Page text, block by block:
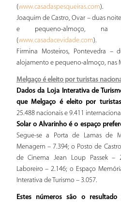
(www.casadaspesqueiras.com).
Joaquim de Castro, Ovar – duas
e pequeno-almoço, na
(www.casadacevidade.com).
Firmina Mosteiros, Pontevedra –
alojamento e pequeno-almoço, nas
Melgaço é eleito por turistas
Dados da Loja Interativa de
que Melgaço é eleito por
25.488 nacionais e 9.411
Solar o Alvarinho é o espaço
Segue-se a Porta de Lamas de
Menagem – 7.394; o Posto de
de Cinema Jean Loup Passek –
Laboreiro – 2.146; o Espaço
Interativa de Turismo – 3.057.
Estes números são o